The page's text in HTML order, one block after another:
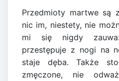
Przedmioty martwe są
nic im, niestety, nie
mi się nigdy
przestępuje z nogi na
staje dęba. Także
zmęczone, nie